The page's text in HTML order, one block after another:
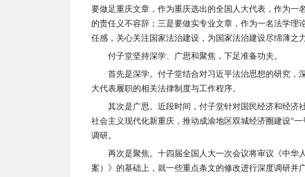
要做足重庆文章，作为重庆选出的全国人大代表，作为一
的责任义不容辞；三是要做实专业文章，作为一名法学
任感，关心关注国家法治建设，为国家法治建设尽绵薄之力
付子堂坚持深学、广思和聚焦，下足准备功夫。
首先是深学。付子堂结合对习近平法治思想的研究，
大代表履职的相关法律制度与工作程序。
其次是广思。近段时间，付子堂针对国民经济和经济
社会主义现代化新重庆，推动成渝地区双城经济圈建设“
调研。
再次是聚焦。十四届全国人大一次会议将审议《中华
案）》的基础上，就一些重点条文的修改进行深度调研并